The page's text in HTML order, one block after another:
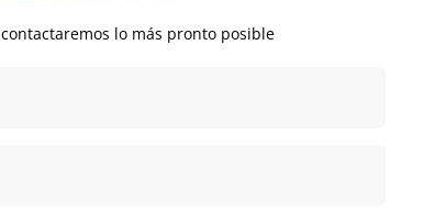
lo más pronto posible